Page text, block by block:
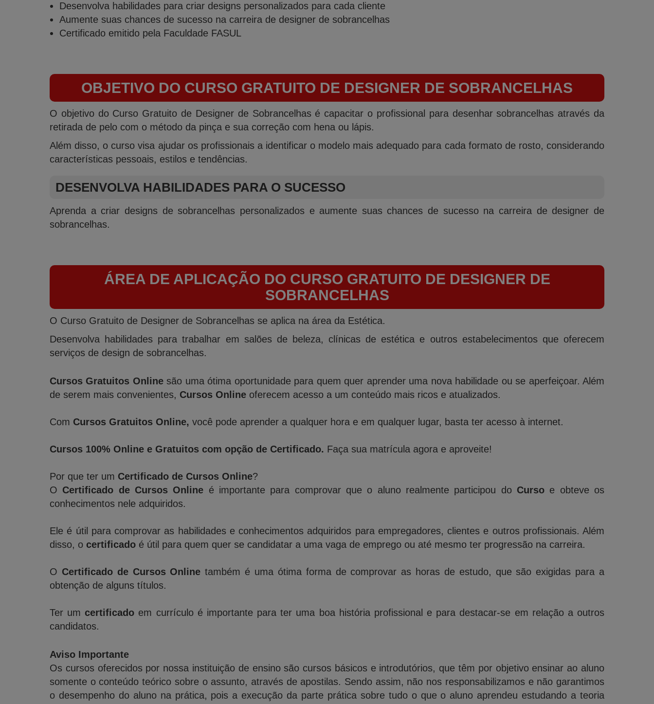
Desenvolva habilidades para criar designs personalizados para cada cliente
Aumente suas chances de sucesso na carreira de designer de sobrancelhas
Certificado emitido pela Faculdade FASUL
OBJETIVO DO CURSO GRATUITO DE DESIGNER DE SOBRANCELHAS
O objetivo do Curso Gratuito de Designer de Sobrancelhas é capacitar o profissional para desenhar sobrancelhas através da
retirada de pelo com o método da pinça e sua correção com hena ou lápis.
Além disso, o curso visa ajudar os profissionais a identificar o modelo mais adequado para cada formato de rosto, considerando
características pessoais, estilos e tendências.
DESENVOLVA HABILIDADES PARA O SUCESSO
Aprenda a criar designs de sobrancelhas personalizados e aumente suas chances de sucesso na carreira de designer de
sobrancelhas.
ÁREA DE APLICAÇÃO DO CURSO GRATUITO DE DESIGNER DE
SOBRANCELHAS
O Curso Gratuito de Designer de Sobrancelhas se aplica na área da Estética.
Desenvolva habilidades para trabalhar em salões de beleza, clínicas de estética e outros estabelecimentos que oferecem
serviços de design de sobrancelhas.
Cursos Gratuitos Onlinesão uma ótima oportunidade para quem quer aprender uma nova habilidade ou se aperfeiçoar. Além
de serem mais convenientes, Cursos Online oferecem acesso a um conteúdo mais ricos e atualizados.
Com Cursos Gratuitos Online, você pode aprender a qualquer hora e em qualquer lugar, basta ter acesso à internet.
Cursos 100% Online e Gratuitos com opção de Certificado. Faça sua matrícula agora e aproveite!
Por que ter um Certificado de Cursos Online?
O Certificado de Cursos Online é importante para comprovar que o aluno realmente participou do Curso e obteve os
conhecimentos nele adquiridos.
Ele é útil para comprovar as habilidades e conhecimentos adquiridos para empregadores, clientes e outros profissionais. Além
disso, o certificado é útil para quem quer se candidatar a uma vaga de emprego ou até mesmo ter progressão na carreira.
O Certificado de Cursos Online também é uma ótima forma de comprovar as horas de estudo, que são exigidas para a
obtenção de alguns títulos.
Ter um certificado em currículo é importante para ter uma boa história profissional e para destacar-se em relação a outros
candidatos.
Aviso Importante
Os cursos oferecidos por nossa instituição de ensino são cursos básicos e introdutórios, que têm por objetivo ensinar ao aluno
somente o conteúdo teórico sobre o assunto, através de apostilas. Sendo assim, não nos responsabilizamos e não garantimos
o desempenho do aluno na prática, pois a execução da parte prática sobre tudo o que o aluno aprendeu estudando a teoria